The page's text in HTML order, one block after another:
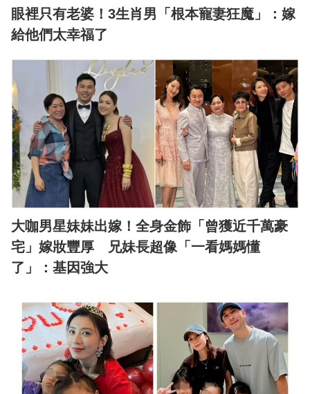
眼裡只有老婆！3生肖男「根本寵妻狂魔」：嫁
給他們太幸福了
大咖男星妹妹出嫁！全身金飾「曾獲近千萬豪
宅」嫁妝豐厚 兄妹長超像「一看媽媽懂
了」：基因強大